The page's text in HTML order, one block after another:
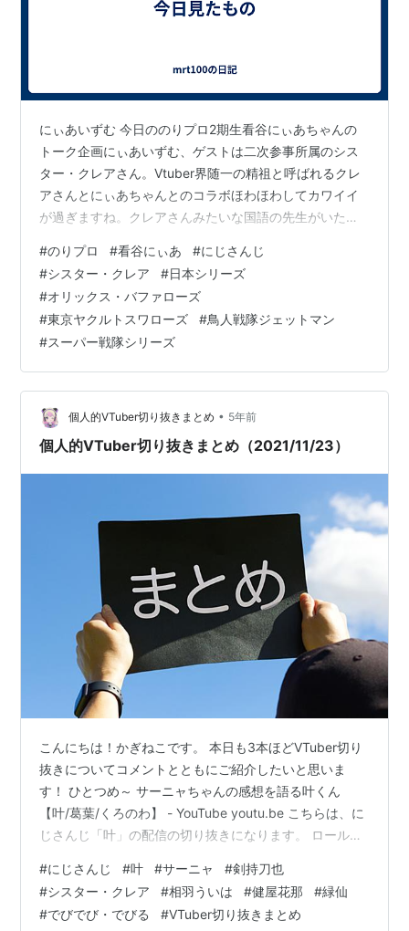
にぃあいずむ 今日ののりプロ2期生看谷にぃあちゃんの
トーク企画にぃあいずむ、ゲストは二次参事所属のシス
ター・クレアさん。Vtuber界随一の精祖と呼ばれるクレ
アさんとにぃあちゃんとのコラボほわほわしてカワイイ
が過ぎますね。クレアさんみたいな国語の先生がいたら
んじとしても奇跡みたいな存在でしょうね。 日本シリー
ズ いやー、連夜の名勝負素晴らしいですね。オリックス
が３点リードしたときは、勝負あったかと思いました
が、山田の3ランで追いついたのは流石としか言いようが
ありません。ここで日本一まで一直線と思いましたが、
あそこでジョーンズが決めるとは思いませ…
#のりプロ #看谷にぃあ #にじさんじ
#シスター・クレア #日本シリーズ
#オリックス・バファローズ
#東京ヤクルトスワローズ #鳥人戦隊ジェットマン
#スーパー戦隊シリーズ
個人的VTuber切り抜きまとめ • 5年前
個人的VTuber切り抜きまとめ（2021/11/23）
こんにちは！かぎねこです。 本日も3本ほどVTuber切り
抜きについてコメントとともにご紹介したいと思いま
す！ ひとつめ～ サーニャちゃんの感想を語る叶くん
【叶/葛葉/くろのわ】 - YouTube youtu.be こちらは、に
じさんじ「叶」の配信の切り抜きになります。 ロールプ
化つけるのに、葛葉は絶対に声変えないところ好き ある
人もこんな風な事があって、もう一人の相方さんに感想
を聞いたらこれと同じような事を言っていたのを思い出
#にじさんじ #叶 #サーニャ #剣持刀也
#シスター・クレア #相羽ういは #健屋花那 #緑仙
#でびでび・でびる #VTuber切り抜きまとめ